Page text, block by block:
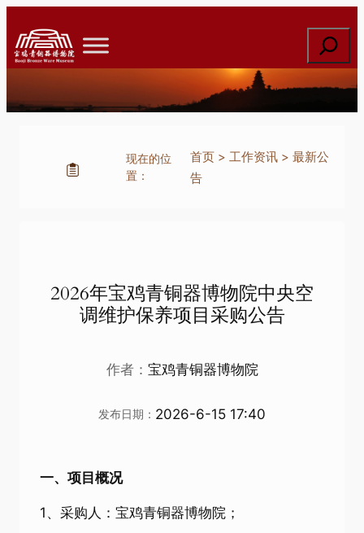
至
内
索
现在的位
置：
首页> 工作资讯> 最新公
告
2026年宝鸡青铜器博物院中央空
调维护保养项目采购公告
作者： 宝鸡青铜器博物院
发布日期： 2026-6-15 17:40
一、项目概况
1、采购人：宝鸡青铜器博物院；